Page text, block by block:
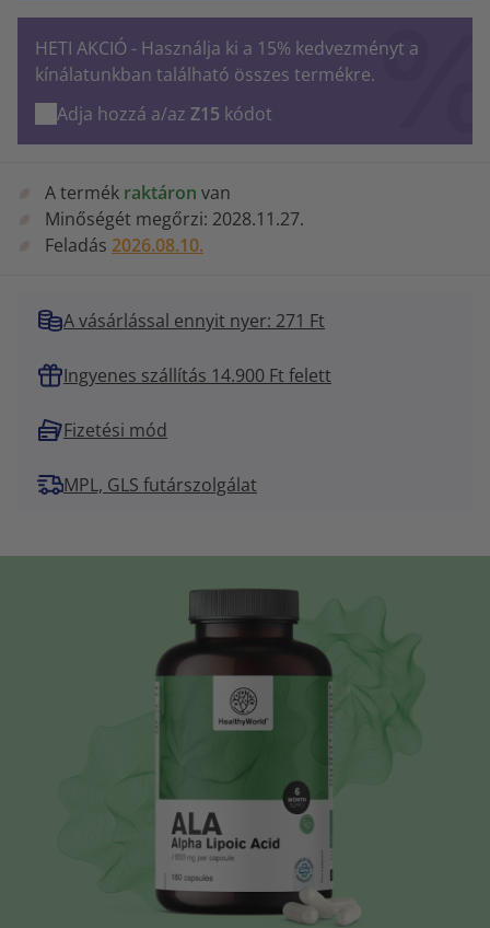
HETI AKCIÓ - Használja ki a 15% kedvezményt a
kínálatunkban található összes termékre.
Adja hozzá a/az Z15 kódot
A termék raktáron van
Minőségét megőrzi: 2028.11.27.
Feladás 2026.08.10.
A vásárlással ennyit nyer: 271 Ft
Ingyenes szállítás 14.900 Ft felett
Fizetési mód
MPL, GLS futárszolgálat